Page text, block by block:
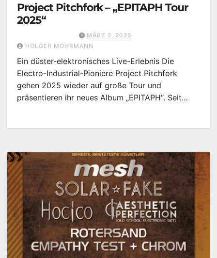
Project Pitchfork – „EPITAPH Tour
2025“
MÄRZ 2, 2025
HOLGER MOHRMANN
Ein düster-elektronisches Live-Erlebnis Die
Electro-Industrial-Pioniere Project Pitchfork
gehen 2025 wieder auf große Tour und
präsentieren ihr neues Album „EPITAPH“. Seit…